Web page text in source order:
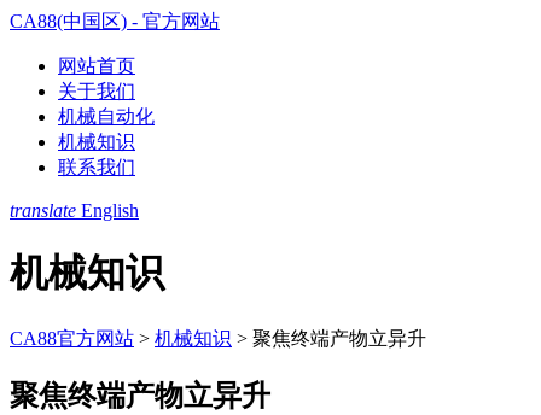
CA88(中国区) - 官方网站
网站首页
关于我们
机械自动化
机械知识
联系我们
translate English
机械知识
CA88官方网站 > 机械知识 > 聚焦终端产物立异升
聚焦终端产物立异升